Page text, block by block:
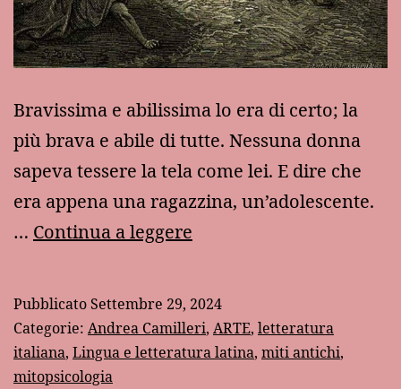
Bravissima e abilissima lo era di certo; la
più brava e abile di tutte. Nessuna donna
sapeva tessere la tela come lei. E dire che
era appena una ragazzina, un’adolescente.
… Continua a leggere
il
mito
PubblicatoSettembre 29, 2024
Categorie: Andrea Camilleri, ARTE, letteratura
italiana, Lingua e letteratura latina, miti antichi,
mitopsicologia